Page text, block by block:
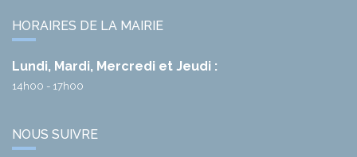
HORAIRES DE LA MAIRIE
Lundi, Mardi, Mercredi et Jeudi :
14h00 - 17h00
NOUS SUIVRE